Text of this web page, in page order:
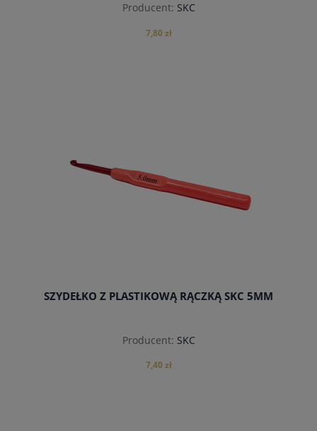
Producent: SKC
7,80 zł
SZYDEŁKO Z PLASTIKOWĄ RĄCZKĄ SKC 5MM
Producent: SKC
7,40 zł